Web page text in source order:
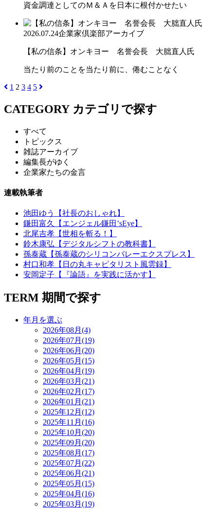
資金調達としてのＭ＆Ａを日本に根付かせたい
2026.07.24企業家倶楽部アーカイブ
【私の信条】オンキヨー 名誉会長 大朏直人氏
当たり前のことを当たり前に、倦むことなく
1 2 3 4 5
CATEGORY カテゴリで探す
すべて
トピックス
雑誌アーカイブ
編集長がゆく
企業家たちの金言
連載執筆者
池田ゆう【社長のおしゃれ】
鎌田富久【エンジェル鎌田’sEye】
北尾吉孝【世相を斬る！】
鈴木康弘【デジタルシフトの教科書】
孫泰蔵【孫泰蔵のシリコンバレーエクスプレス】
村口和孝【日の丸キャピタリスト風雲録】
安岡定子【『論語』を実践に活かす】
TERM 期間で探す
年月を選ぶ
2026年08月(4)
2026年07月(19)
2026年06月(20)
2026年05月(15)
2026年04月(19)
2026年03月(21)
2026年02月(17)
2026年01月(21)
2025年12月(12)
2025年11月(16)
2025年10月(20)
2025年09月(20)
2025年08月(17)
2025年07月(22)
2025年06月(21)
2025年05月(15)
2025年04月(16)
2025年03月(19)